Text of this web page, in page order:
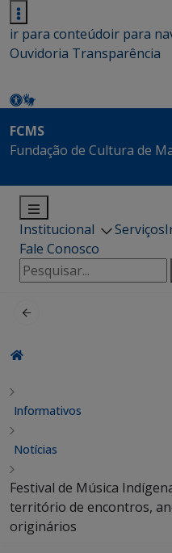
ir para conteúdoir para
Ouvidoria Transparência
FCMS
Fundação de Cultura de
Institucional Serviços
Fale Conosco
Pesquisar
por:
Informativos
Notícias
Festival de Música
território de encontros,
originários